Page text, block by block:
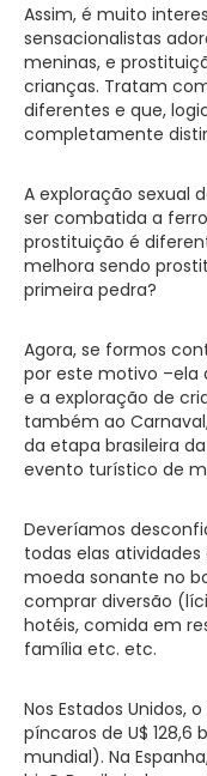
Assim, é muito
sensacionalistas
meninas, e
crianças. Tratam
diferentes e que,
completamente
A exploração sexual
ser combatida a
prostituição é
melhora sendo
primeira pedra?
Agora, se formos
por este motivo –ela
e a exploração de
também ao
da etapa brasileira
evento turístico de
Deveríamos
todas elas
moeda sonante no
comprar diversão
hotéis, comida em
família etc. etc.
Nos Estados
píncaros de U$ 128,6
mundial). Na